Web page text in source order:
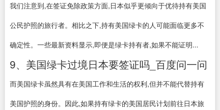
我们注意到,在签证免除政策方面,日本似乎更倾向于优待持有美国
公民护照的旅行者。相比之下,持有美国绿卡的人可能面临更多不
确定性。一些最新资料显示,即便是绿卡持有者,如果不能证明...
9、美国绿卡过境日本要签证吗_百度问一问
而美国绿卡虽然具有在美国工作和生活的权利,但并不能代替持有
美国护照的身份。因此,如果持有绿卡的美国居民计划前往日本旅